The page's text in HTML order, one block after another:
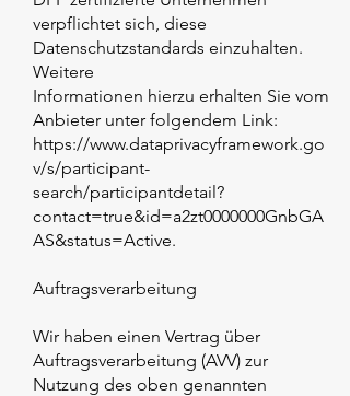
verpflichtet sich, diese
Datenschutzstandards einzuhalten.
Weitere
Informationen hierzu erhalten Sie vom
Anbieter unter folgendem Link:
https://www.dataprivacyframework.go
v/s/participant-
search/participantdetail?
contact=true&id=a2zt0000000GnbGA
AS&status=Active.
Auftragsverarbeitung
Wir haben einen Vertrag über
Auftragsverarbeitung (AVV) zur
Nutzung des oben genannten